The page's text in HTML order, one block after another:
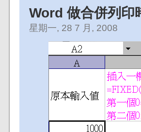
Word 做合併列印
星期一, 28 7 月, 2008